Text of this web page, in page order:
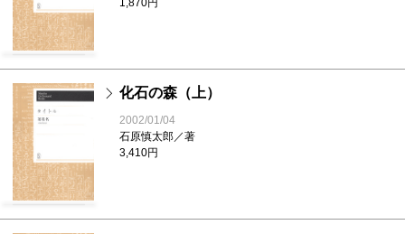
1,870円
化石の森（上）
2002/01/04
石原慎太郎／著
3,410円